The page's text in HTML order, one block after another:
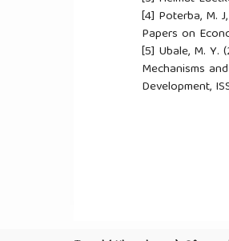
[4] Poterba, M.
Papers on
[5] Ubale, M. Y.
Mechanisms
Development,